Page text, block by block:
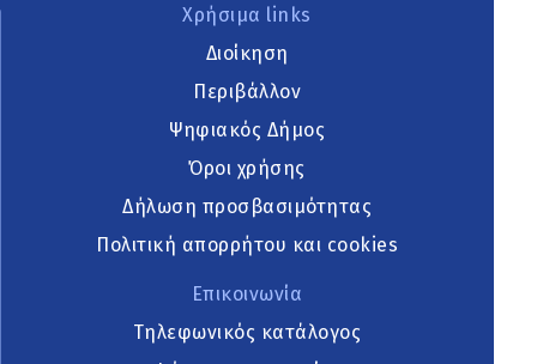
Χρήσιμα links
Διοίκηση
Περιβάλλον
Ψηφιακός Δήμος
Όροι χρήσης
Δήλωση προσβασιμότητας
Πολιτική απορρήτου και cookies
Επικοινωνία
Τηλεφωνικός κατάλογος